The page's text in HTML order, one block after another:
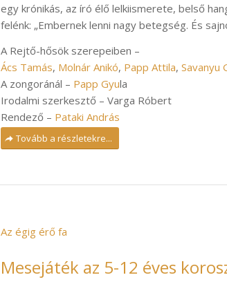
egy krónikás, az író élő lelkiismerete, belső
felénk: „Embernek lenni nagy betegség. És
A Rejtő-hősök szerepeiben –
Ács Tamás, Molnár Anikó, Papp Attila,Savanyu
A zongoránál – Papp Gyula
Irodalmi szerkesztő – Varga Róbert
Rendező – Pataki András
Tovább a részletekre...
Az égig érő fa
Mesejáték az 5-12 éves